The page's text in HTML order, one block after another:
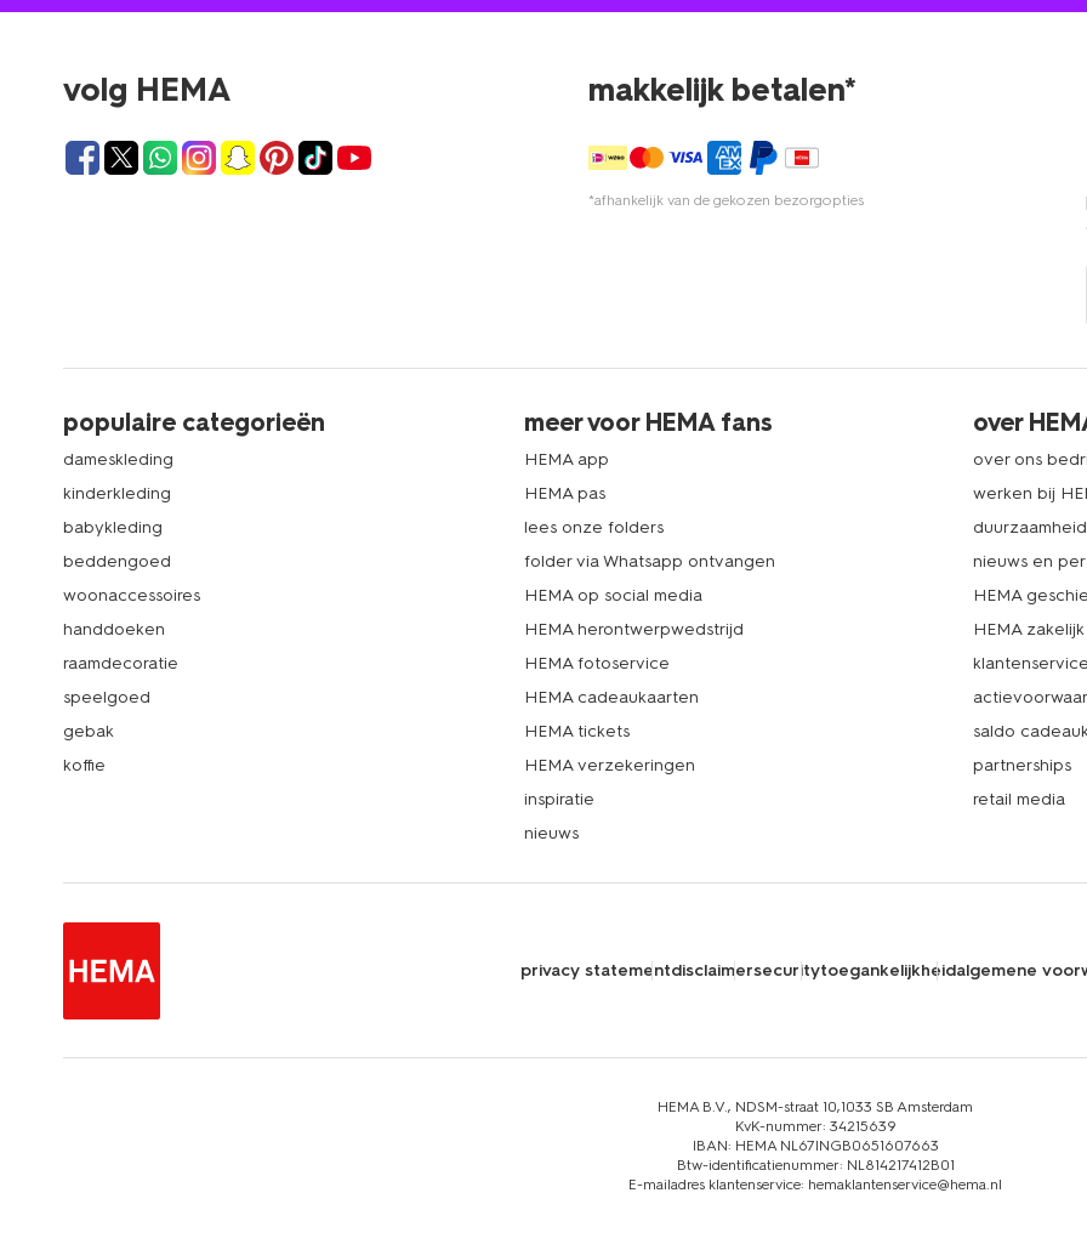
volg HEMA makkelijk betalen*
*afhankelijk van de gekozen bezorgopties
populaire categorieën
dameskleding
kinderkleding
babykleding
beddengoed
woonaccessoires
handdoeken
raamdecoratie
speelgoed
gebak
koffie
meer voor HEMA fans
HEMA app
HEMA pas
lees onze folders
folder via Whatsapp ontvangen
HEMA op social media
HEMA herontwerpwedstrijd
HEMA fotoservice
HEMA cadeaukaarten
HEMA tickets
HEMA verzekeringen
inspiratie
nieuws
over
over ons
werken bij
duurzaamheid
nieuws en
HEMA
HEMA zakelijk
klantenservice
saldo
partnerships
retail media
privacy statementdisclaimersecuritytoegankelijkheidalgemene
HEMA B.V., NDSM-straat 10,1033 SB Amsterdam
KvK-nummer: 34215639
IBAN: HEMA NL67INGB0651607663
Btw-identificatienummer: NL814217412B01
E-mailadres klantenservice: hemaklantenservice@hema.nl